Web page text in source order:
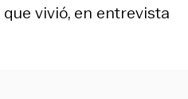
que vivió, en entrevista